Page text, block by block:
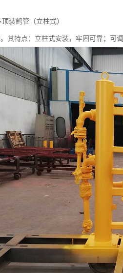
装鹤管（立柱式）
其特点：立柱式安装，牢固可靠；可